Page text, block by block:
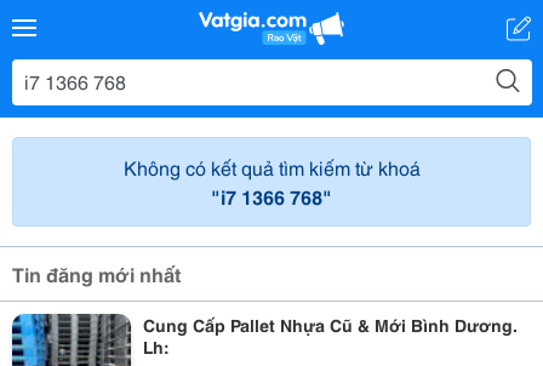
Không có kết quả tìm kiếm từ khoá
"i7 1366 768"
Tin đăng mới nhất
Cung Cấp Pallet Nhựa Cũ & Mới Bình Dương.
Lh: